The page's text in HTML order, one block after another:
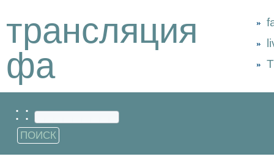
трансляция
фа
: :